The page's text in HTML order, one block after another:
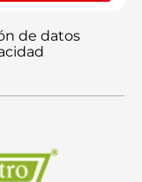
de datos